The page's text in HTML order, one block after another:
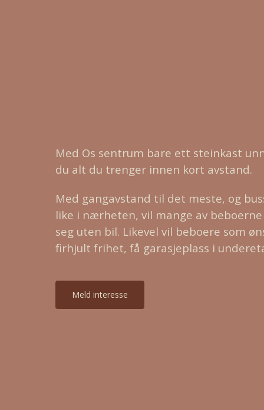
Med Os sentrum bare ett steinkast
du alt du trenger innen kort avstand.
Med gangavstand til det meste, og
like i nærheten, vil mange av
seg uten bil. Likevel vil beboere som
firhjult frihet, få garasjeplass i
Meld interesse